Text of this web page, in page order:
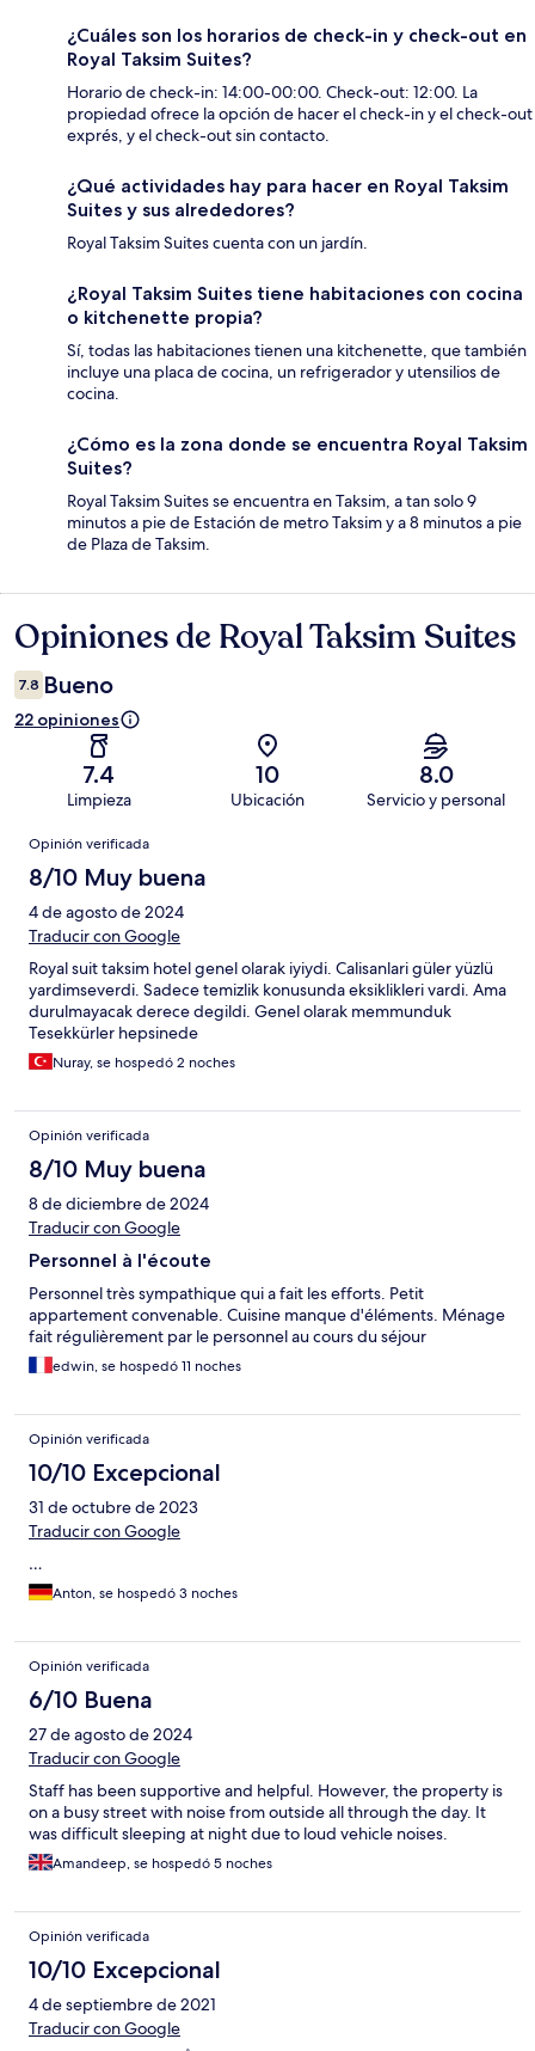
¿Cuáles son los horarios de check-in y check-out en
Royal Taksim Suites?
Horario de check-in: 14:00-00:00. Check-out: 12:00. La
propiedad ofrece la opción de hacer el check-in y el check-out
exprés, y el check-out sin contacto.
¿Qué actividades hay para hacer en Royal Taksim
Suites y sus alrededores?
Royal Taksim Suites cuenta con un jardín.
¿Royal Taksim Suites tiene habitaciones con cocina
o kitchenette propia?
Sí, todas las habitaciones tienen una kitchenette, que también
incluye una placa de cocina, un refrigerador y utensilios de
cocina.
¿Cómo es la zona donde se encuentra Royal Taksim
Suites?
Royal Taksim Suites se encuentra en Taksim, a tan solo 9
minutos a pie de Estación de metro Taksim y a 8 minutos a pie
de Plaza de Taksim.
Opiniones
Opiniones de Royal Taksim Suites
7.8 Bueno
22 opiniones
7.4
Limpieza
10
Ubicación
8.0
Servicio y personal
Opiniones
Opinión verificada
8/10 Muy buena
4 de agosto de 2024
Traducir con Google
Royal suit taksim hotel genel olarak iyiydi. Calisanlari güler yüzlü
yardimseverdi. Sadece temizlik konusunda eksiklikleri vardi. Ama
durulmayacak derece degildi. Genel olarak memmunduk
Tesekkürler hepsinede
Nuray, se hospedó 2 noches
Opinión verificada
8/10 Muy buena
8 de diciembre de 2024
Traducir con Google
Personnel à l'écoute
Personnel très sympathique qui a fait les efforts. Petit
appartement convenable. Cuisine manque d'éléments. Ménage
fait régulièrement par le personnel au cours du séjour
edwin, se hospedó 11 noches
Opinión verificada
10/10 Excepcional
31 de octubre de 2023
Traducir con Google
…
Anton, se hospedó 3 noches
Opinión verificada
6/10 Buena
27 de agosto de 2024
Traducir con Google
Staff has been supportive and helpful. However, the property is
on a busy street with noise from outside all through the day. It
was difficult sleeping at night due to loud vehicle noises.
Amandeep, se hospedó 5 noches
Opinión verificada
10/10 Excepcional
4 de septiembre de 2021
Traducir con Google